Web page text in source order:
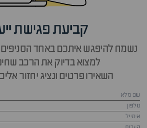
קביעת פגישת
נשמח להיפגש איתכם באחד הסניפים
למצוא בדיוק את הרכב
השאירו פרטים ונציג יחזור